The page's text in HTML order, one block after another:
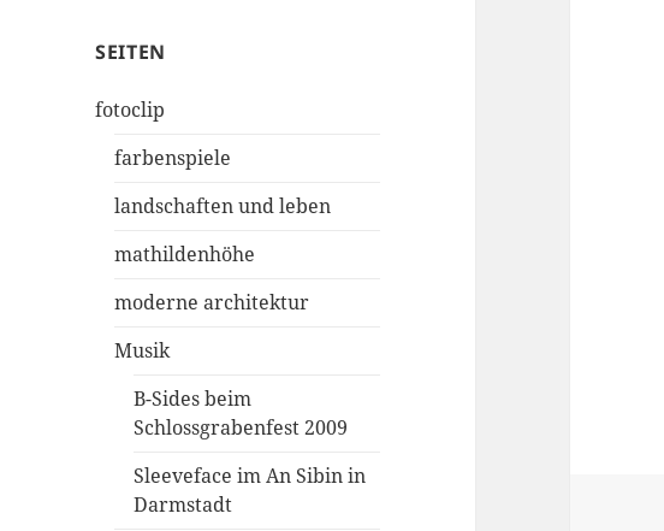
SEITEN
fotoclip
farbenspiele
landschaften und leben
mathildenhöhe
moderne architektur
Musik
B-Sides beim
Schlossgrabenfest 2009
Sleeveface im An Sibin in
Darmstadt